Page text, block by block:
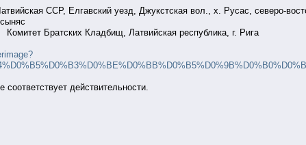
ССР, Елгавский уезд, Джукстская вол., х. Русас, северо-
Братских Кладбищ, Латвийская республика, г. Рига
действительности.